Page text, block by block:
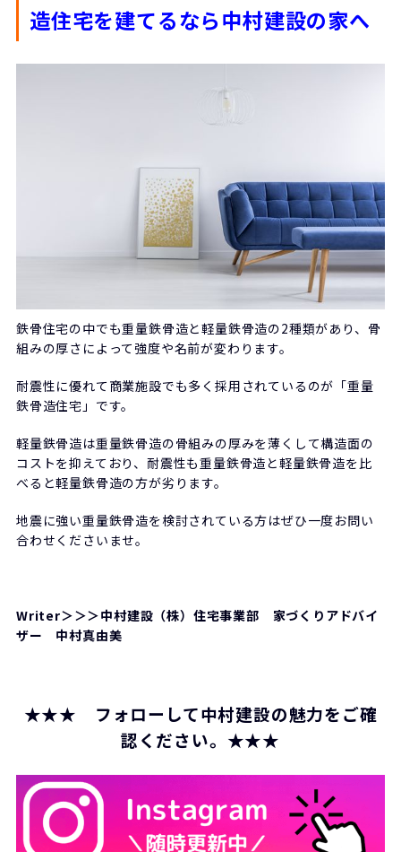
造住宅を建てるなら中村建設の家へ
鉄骨住宅の中でも重量鉄骨造と軽量鉄骨造の2種類があり、骨
組みの厚さによって強度や名前が変わります。
耐震性に優れて商業施設でも多く採用されているのが「重量
鉄骨造住宅」です。
軽量鉄骨造は重量鉄骨造の骨組みの厚みを薄くして構造面の
コストを抑えており、耐震性も重量鉄骨造と軽量鉄骨造を比
べると軽量鉄骨造の方が劣ります。
地震に強い重量鉄骨造を検討されている方はぜひ一度お問い
合わせくださいませ。
Writer＞＞＞中村建設（株）住宅事業部 家づくりアドバイ
ザー 中村真由美
★★★ フォローして中村建設の魅力をご確
認ください。★★★